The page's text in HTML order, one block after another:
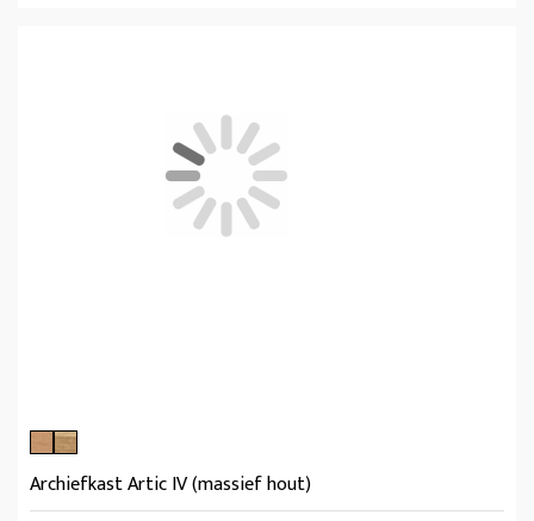
Archiefkast Artic IV (massief hout)